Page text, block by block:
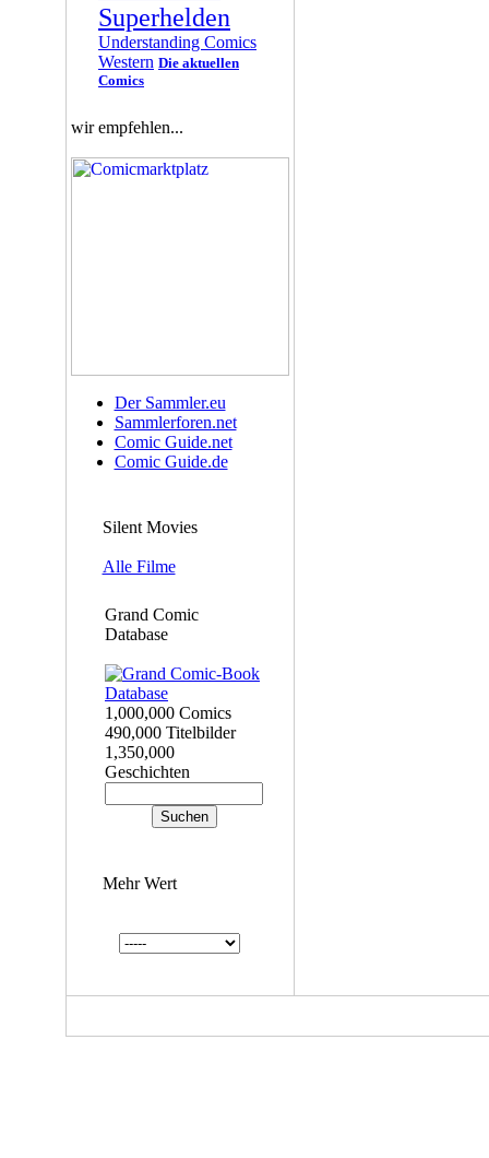
Superhelden
Understanding Comics
Western Die aktuellen
Comics
wir empfehlen...
Der Sammler.eu
Sammlerforen.net
Comic Guide.net
Comic Guide.de
Silent Movies
Alle Filme
Grand Comic
Database
1,000,000 Comics
490,000 Titelbilder
1,350,000
Geschichten
Mehr Wert